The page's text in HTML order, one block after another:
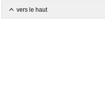
vers le haut